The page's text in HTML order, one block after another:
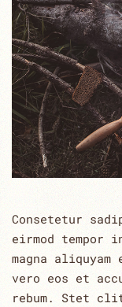
Consetetur
eirmod tempor
magna
vero eos et
rebum. Stet